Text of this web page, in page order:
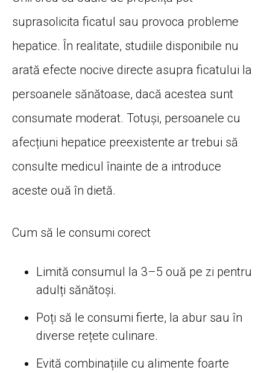
suprasolicita ficatul sau provoca probleme
hepatice. În realitate, studiile disponibile nu
arată efecte nocive directe asupra ficatului la
persoanele sănătoase, dacă acestea sunt
consumate moderat. Totuși, persoanele cu
afecțiuni hepatice preexistente ar trebui să
consulte medicul înainte de a introduce
aceste ouă în dietă.
Cum să le consumi corect
Limită consumul la 3–5 ouă pe zi pentru
adulți sănătoși.
Poți să le consumi fierte, la abur sau în
diverse rețete culinare.
Evită combinațiile cu alimente foarte